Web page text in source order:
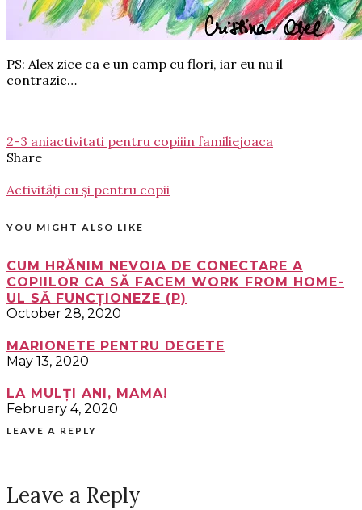
PS: Alex zice ca e un camp cu flori, iar eu nu il
contrazic…
2-3 aniactivitati pentru copiiin familiejoaca
Share
Activități cu și pentru copii
YOU MIGHT ALSO LIKE
CUM HRĂNIM NEVOIA DE CONECTARE A
COPIILOR CA SĂ FACEM WORK FROM HOME-
UL SĂ FUNCȚIONEZE (P)
October 28, 2020
MARIONETE PENTRU DEGETE
May 13, 2020
LA MULȚI ANI, MAMA!
February 4, 2020
LEAVE A REPLY
Leave a Reply